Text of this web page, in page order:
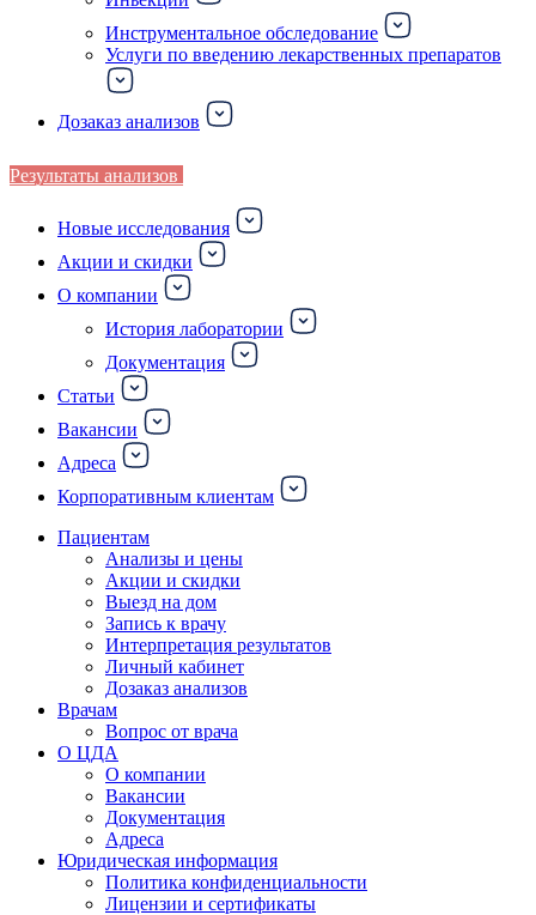
Инструментальное обследование
Услуги по введению лекарственных препаратов
Дозаказ анализов
Результаты анализов
Новые исследования
Акции и скидки
О компании
История лаборатории
Документация
Статьи
Вакансии
Адреса
Корпоративным клиентам
Пациентам
Анализы и цены
Акции и скидки
Выезд на дом
Запись к врачу
Интерпретация результатов
Личный кабинет
Дозаказ анализов
Врачам
Вопрос от врача
О ЦДА
О компании
Вакансии
Документация
Адреса
Юридическая информация
Политика конфиденциальности
Лицензии и сертификаты